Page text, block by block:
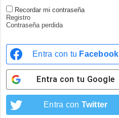
Recordar mi contraseña
Registro
Contraseña perdida
Entra con tu Facebook
Entra con tu Google
Entra con Twitter